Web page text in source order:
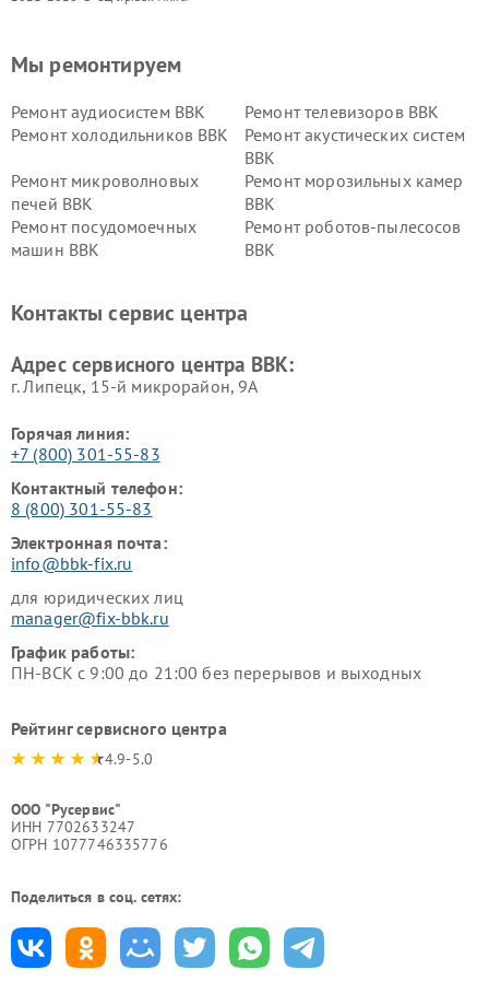
Мы ремонтируем
Ремонт аудиосистем BBK
Ремонт телевизоров BBK
Ремонт холодильников BBK
Ремонт акустических систем
BBK
Ремонт микроволновых
печей BBK
Ремонт морозильных камер
BBK
Ремонт посудомоечных
машин BBK
Ремонт роботов-пылесосов
BBK
Ремонт винных шкафов BBK
Контакты сервис центра
Адрес сервисного центра BBK:
г. Липецк, 15-й микрорайон, 9А
Горячая линия:
+7 (800) 301-55-83
Контактный телефон:
8 (800) 301-55-83
Электронная почта:
info@bbk-fix.ru
для юридических лиц
manager@fix-bbk.ru
График работы:
ПН-ВСК с 9:00 до 21:00 без перерывов и выходных
Рейтинг сервисного центра
4.9-5.0
ООО "Русервис"
ИНН 7702633247
ОГРН 1077746335776
Поделиться в соц. сетях: